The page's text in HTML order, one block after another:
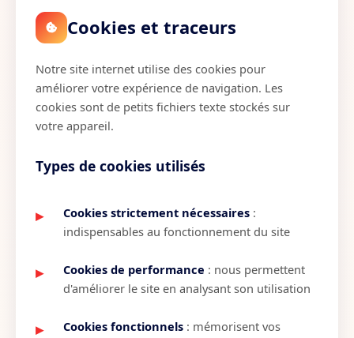
Cookies et traceurs
Notre site internet utilise des cookies pour
améliorer votre expérience de navigation. Les
cookies sont de petits fichiers texte stockés sur
votre appareil.
Types de cookies utilisés
Cookies strictement nécessaires :
indispensables au fonctionnement du site
Cookies de performance : nous permettent
d'améliorer le site en analysant son utilisation
Cookies fonctionnels : mémorisent vos